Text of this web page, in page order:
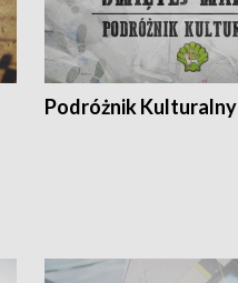
Podróżnik Kulturalny